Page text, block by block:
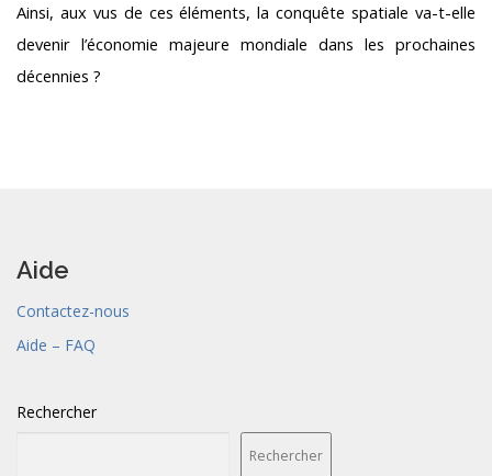
Ainsi, aux vus de ces éléments, la conquête spatiale va-t-elle
devenir l’économie majeure mondiale dans les prochaines
décennies ?
Aide
Contactez-nous
Aide – FAQ
Rechercher
Rechercher